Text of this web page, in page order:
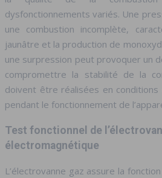
dysfonctionnements variés. Une
une combustion incomplète,
jaunâtre et la production de
une surpression peut provoquer un
compromettre la stabilité de la
doivent être réalisées en conditions
pendant le fonctionnement de
Test fonctionnel de
électromagnétique
L’électrovanne gaz assure la